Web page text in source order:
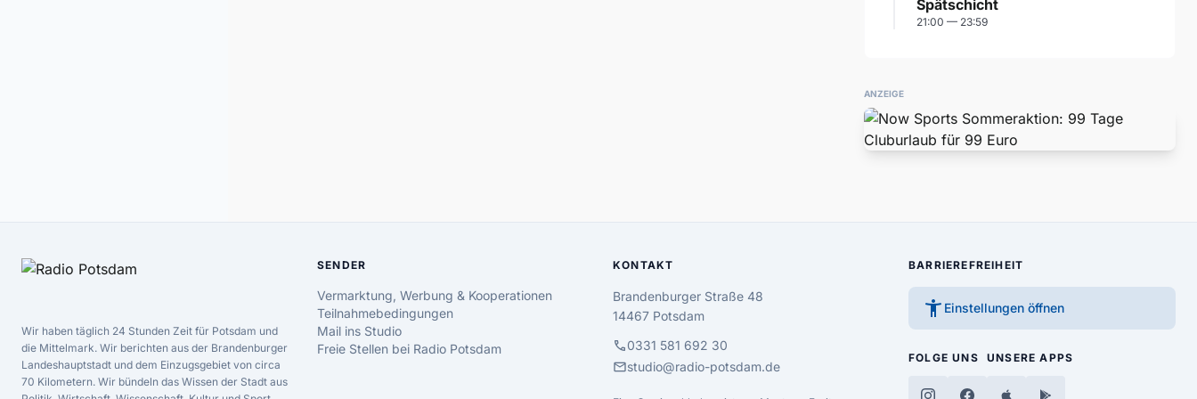
Spätschicht
21:00 — 23:59
ANZEIGE
Wir haben täglich 24 Stunden Zeit für Potsdam und
die Mittelmark. Wir berichten aus der Brandenburger
Landeshauptstadt und dem Einzugsgebiet von circa
70 Kilometern. Wir bündeln das Wissen der Stadt aus
SENDER
Vermarktung, Werbung & Kooperationen
Teilnahmebedingungen
Mail ins Studio
Freie Stellen bei Radio Potsdam
KONTAKT
Brandenburger Straße 48
14467 Potsdam
call0331 581 692 30
mailstudio@radio-potsdam.de
BARRIEREFREIHEIT
accessibility_new Einstellungen öffnen
FOLGE UNS UNSERE APPS